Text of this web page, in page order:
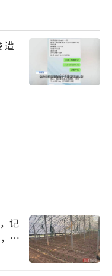
‘寻物帖’，说帖
收到的蔬菜包一
会反映，车上一直
中一个蔬菜包，
只剩3%”。经过
遭
记
有